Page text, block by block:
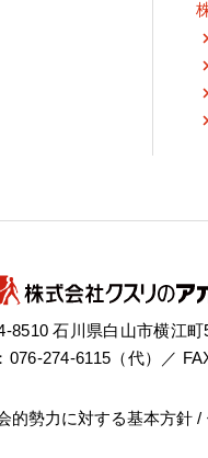
8510 石川県白山市横江町
076-274-6115（代）／
的勢力に対する基本方針